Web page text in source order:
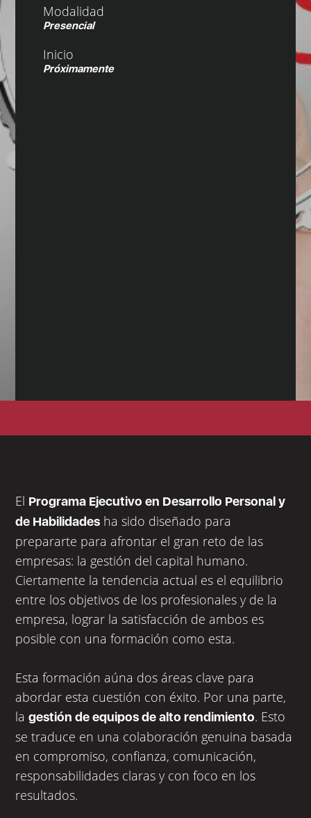
Modalidad
Presencial
Inicio
Próximamente
El Programa Ejecutivo en Desarrollo Personal y
de Habilidades ha sido diseñado para
prepararte para afrontar el gran reto de las
empresas: la gestión del capital humano.
Ciertamente la tendencia actual es el equilibrio
entre los objetivos de los profesionales y de la
empresa, lograr la satisfacción de ambos es
posible con una formación como esta.
Esta formación aúna dos áreas clave para
abordar esta cuestión con éxito. Por una parte,
lagestión de equipos de alto rendimiento. Esto
se traduce en una colaboración genuina basada
en compromiso, confianza, comunicación,
responsabilidades claras y con foco en los
resultados.